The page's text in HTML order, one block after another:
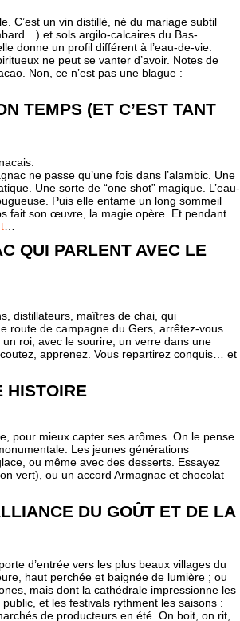
C’est un vin distillé, né du mariage subtil
et sols argilo-calcaires du Bas-
donne un profil différent à l’eau-de-vie.
ne peut se vanter d’avoir. Notes de
Non, ce n’est pas une blague :
TEMPS (ET C’EST TANT
ne passe qu’une fois dans l’alambic. Une
Une sorte de “one shot” magique. L’eau-
Puis elle entame un long sommeil
fait son œuvre, la magie opère. Et pendant
QUI PARLENT AVEC LE
distillateurs, maîtres de chai, qui
route de campagne du Gers, arrêtez-vous
roi, avec le sourire, un verre dans une
apprenez. Vous repartirez conquis… et
HISTOIRE
pour mieux capter ses arômes. On le pense
Les jeunes générations
ou même avec des desserts. Essayez
vert), ou un accord Armagnac et chocolat
DU GOÛT ET DE LA
d’entrée vers les plus beaux villages du
haut perchée et baignée de lumière ; ou
mais dont la cathédrale impressionne les
et les festivals rythment les saisons :
de producteurs en été. On boit, on rit,